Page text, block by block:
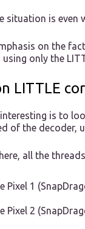
situation is even
on the
only the
LITTLE
interesting is to
of the decoder,
all the
Pixel 1
Pixel 2